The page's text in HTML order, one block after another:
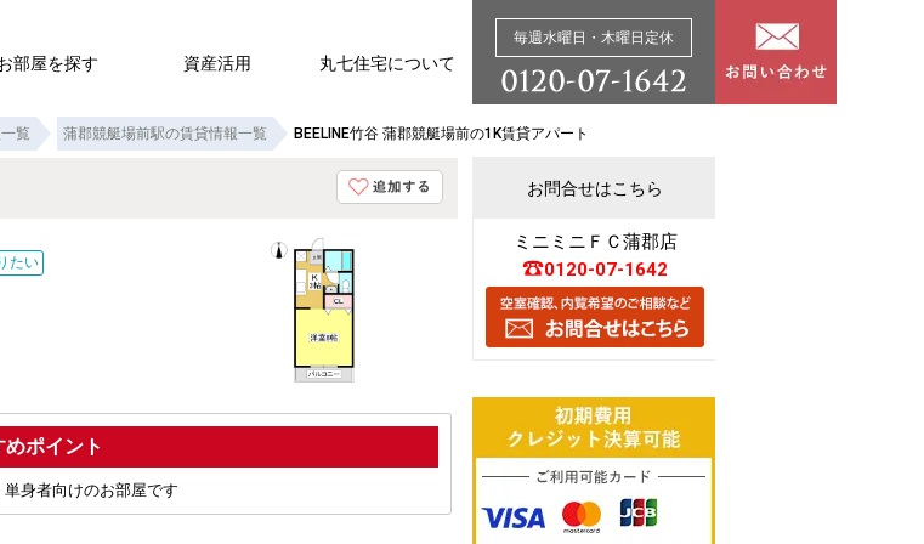
部屋を探す 資産活用 丸七住宅について
毎週水曜日・木曜日定休
覧 蒲郡競艇場前駅の賃貸情報一覧 BEELINE竹谷 蒲郡競艇場前の1K賃貸アパート
たい
ポイント
身者向けのお部屋です
お問合せはこちら
ミニミニＦＣ蒲郡店
0120-07-1642